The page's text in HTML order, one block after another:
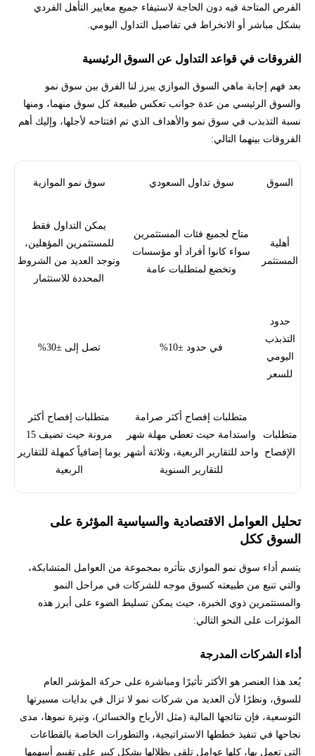
الفرص المتاحة فيه دون الحاجة لاستيفاء جميع معايير التأهل الفردي
بشكل مباشر أو الانخراط في تفاصيل التداول اليومي.
الفروقات في قواعد التداول عن السوق الرئيسية
بعد فهم إجابة ماهي السوق الموازي يبرز لنا الفرق بين سوق نمو
والسوق الرئيسي من عدة جوانب تعكس طبيعة كل سوق منهما، ومنها
نسبة التذبذب في سوق نمو والأهداف الذي تم افتتاحه لأجلها، وإليك أهم
الفروقات بينهما التالي:
السوق سوق تداول السعودي سوق نمو الموازية
أهلية
المستثمر
متاح لجميع فئات المستثمرين
سواء كانوا أفراد أو مؤسسات
وتخضع لمتطلبات عامة
يمكن التداول فقط
للمستثمرين المؤهلين،
وتوجد العديد من الشروط
المحددة للاستثمار
حدود
التذبذب
اليومي
للسعر
في حدود ±10% تصل إلى ±30%
متطلبات
الإفصاح
متطلبات إفصاح أكثر صرامة
واستدامة حيث تعطي مهلة شهر
واحد للتقارير الربعية، وثلاثة أشهر
للتقارير السنوية
متطلبات إفصاح أكثر
مرونة حيث تضيف 15
يوما إضافياً كمهلة للتقارير
الربعية
تحليل العوامل الاقتصادية والسياسية المؤثرة على
السوق ككل
يتسم أداء سوق نمو الموازي بتأثره بمجموعة من العوامل المتشابكة،
والتي تنبع من طبيعته كسوق موجه للشركات في مراحل النمو
والمستثمرين ذوي الخبرة، حيث يمكن تسليط الضوء على أبرز هذه
المؤثرات على النحو التالي:
أداء الشركات المدرجة
يُعد هذا العنصر هو الأكثر تأثيرًا ومباشرة على حركة المؤشر العام
للسوق، ونظرًا لأن العديد من شركات نمو لا تزال في بدايات مسيرتها
التوسعية، فإن نتائجها المالية (مثل الأرباح والخسائر)، وتيرة نموها، مدى
نجاحها في تنفيذ خططها الاستراتيجية، والتطورات الخاصة بالقطاعات
التي تعمل بها، كلها عوامل تلقي بظلالها بشكل كبير على تقييم أسهمها